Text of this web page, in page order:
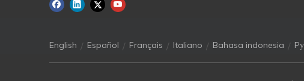
English / Español / Français / Italiano / Bahasa indonesia /